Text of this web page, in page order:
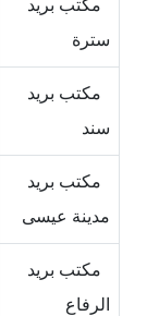
مكتب بريد
سترة
مكتب بريد
سند
مكتب بريد
مدينة عيسى
مكتب بريد
الرفاع